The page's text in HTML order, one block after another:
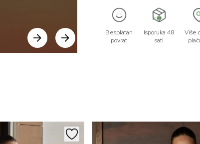
Besplatan
povrat
Isporuka 48
sati
Više